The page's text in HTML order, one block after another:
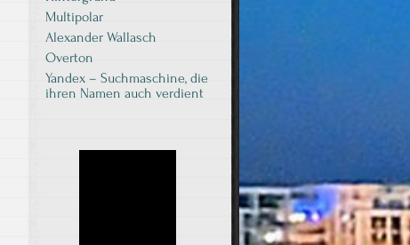
Multipolar
Alexander Wallasch
Overton
Yandex – Suchmaschine, die
ihren Namen auch verdient